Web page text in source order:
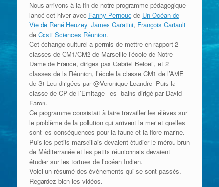
Nous arrivons à la fin de notre programme pédagogique
lancé cet hiver avec Fanny Pernoud de Un Océan de
Vie de René Heuzey, James Caratini, François Cartault
de Ccsti Sciences Réunion.
Cet échange culturel a permis de mettre en rapport 2
classes de CM1/CM2 de Marseille l’école de Notre
Dame de France, dirigés pas Gabriel Beloeil, et 2
classes de la Réunion, l’école la classe CM1 de l’AME
de St Leu dirigées par @Veronique Leandre. Puis la
classe de CP de l’Emitage -les -bains dirigé par David
Faron.
Ce programme consistait à faire travailler les élèves sur
le problème de la pollution qui arrivent la mer et quelles
sont les conséquences pour la faune et la flore marine.
Puis les petits marseillais devaient étudier le mérou brun
de Méditerranée et les petits réunionnais devaient
étudier sur les tortues de l’océan Indien.
Voici un résumé des évènements qui se sont passés.
Regardez bien les vidéos.